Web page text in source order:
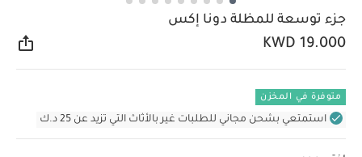
جزء توسعة للمظلة دونا إكس
KWD 19.000
متوفرة في المخزن
استمتعي بشحن مجاني للطلبات غير بالأثاث التي تزيد عن 25 د.ك